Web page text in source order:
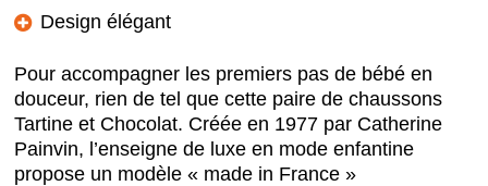
Design élégant
Pour accompagner les premiers pas de bébé en
douceur, rien de tel que cette paire de chaussons
Tartine et Chocolat. Créée en 1977 par Catherine
Painvin, l’enseigne de luxe en mode enfantine
propose un modèle « made in France »